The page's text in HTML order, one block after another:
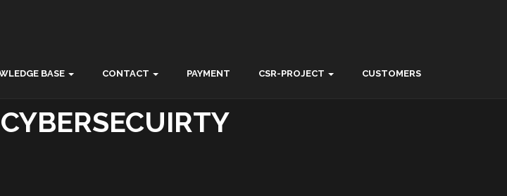
BASE CONTACT PAYMENT CSR-PROJECT CUSTOMERS
CYBERSECUIRTY